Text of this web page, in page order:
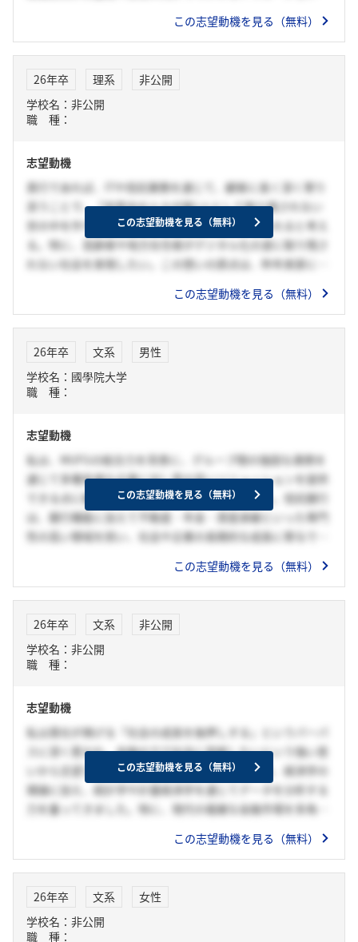
らお客様に深く寄り添い、専門的で幅広いソリューションを
の強大な顧客基盤を活かしてより多くのお客様へのアプロー
チが可能であり、高い専門性かつ一気通費したサービスの提
供ができるという強みがある。そしてこの強みを持つ貴行で
に関する知識を高めながら、リテール営業としてお客様に頼
られる、お客様の窓口となりたい。その後は信託銀行の幅広
いソリューションを活かしながら、さまざまな分野で活躍す
るジェネラリストになりたい。
この志望動機を見る（無料）
26年卒 理系
非公開
学校名：非公開
職 種：
志望動機
貴行であれば、ITや信託業務を通じて、顧客に長く深く寄り
添うことで、「世界中の人々が誰1人として取り残されない
世の中を作りたい」という私のビジョンを叶えられると考え
る。特に、高齢者や地方在住者がデジタル化の波に取り残さ
れない社会を実現したい。この想いの原点は、昨年実家に帰
決済しかできない姿を目にした経験である。少子高齢化とデ
いお客様に対して「長く深く」寄り添い続けることを通し、
持続可能な社会の実現に大きく寄与している。また、システ
ム・デジタルによる最新技術を活用した、時代に合わせた取
立て周囲を巻き込み行動できる力」を活かして活躍し、いず
れは貴行のシステム・デジタル事業を牽引したい。そして、
VUCA時代の中で、世界中の人々が誰1人として取り残されな
い世の中を作りたいと考える。
この志望動機を見る（無料）
この志望動機を見る（無料）
26年卒 文系
男性
学校名：國學院大学
職 種：
志望動機
私は、MUFGの総合力を背景に、グループ間の強固な連携を
通じて多種多様な企業に対し質の高いソリューションを提供
できる点に魅力を感じ、貴行を志望いたしました。信託銀行
は、銀行機能に加えて不動産・年金・資産承継といった専門
性の高い領域を担い、社会や企業の長期的な成長に寄与でき
の一員として培った幅広い顧客基盤と強固な財務基盤を活か
った行員の方々の人柄に魅力を感じました。高い専門性を持
ちながらも、人間力を活かして顧客に真摯に向き合う姿勢
は、まさに私が目指す社会人像です。私自身もそうした先輩
ー」となれるよう努めたいと考えております。
この志望動機を見る（無料）
この志望動機を見る（無料）
26年卒 文系
非公開
学校名：非公開
職 種：
志望動機
私は貴社が掲げる「社会の成長を後押しする」というパーパ
スに深く惹かれ、金融の力で社会に貢献したいという強い思
いから志望しました。青山学院大学経済学部では、経済学の
理論に加え、統計学や計量経済学を通じてデータを分析する
力を養ってきました。特に、現代の複雑な金融市場を多角的
展にいかに不可欠かを肌で感じました。貴社は信託銀行とし
モデルを持っています。この強みを活かし、お客様一人ひと
りの資産形成をサポートするだけでなく、企業が抱える課題
この志望動機を見る（無料）
この志望動機を見る（無料）
26年卒 文系
女性
学校名：非公開
職 種：